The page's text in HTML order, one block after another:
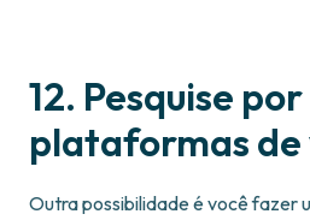
12. Pesquise por
plataformas de
Outra possibilidade é você fazer